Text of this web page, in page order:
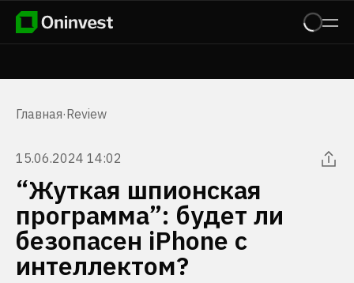
Главная·Review
15.06.2024 14:02
“Жуткая шпионская
программа”: будет ли
безопасен iPhone с
интеллектом?